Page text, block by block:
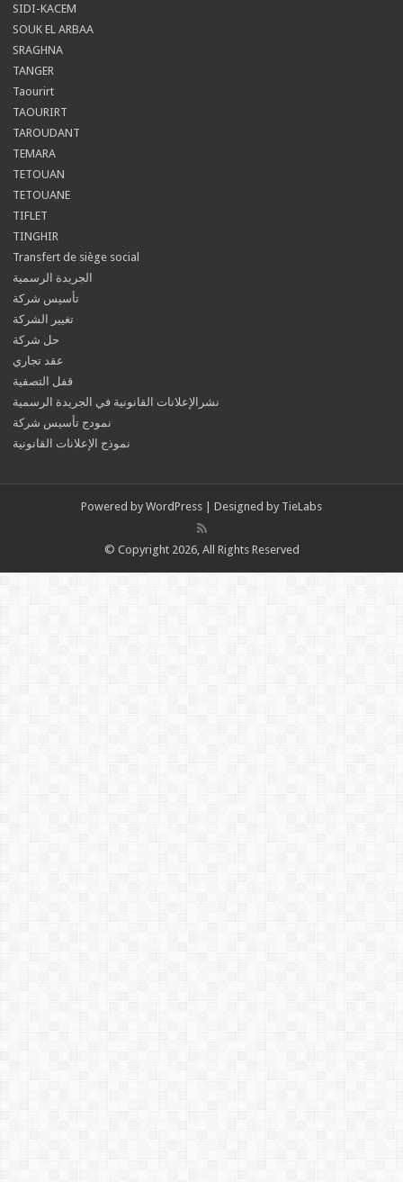
SIDI-KACEM
SOUK EL ARBAA
SRAGHNA
TANGER
Taourirt
TAOURIRT
TAROUDANT
TEMARA
TETOUAN
TETOUANE
TIFLET
TINGHIR
Transfert de siège social
الجريدة الرسمية
تأسيس شركة
تغيير الشركة
حل شركة
عقد تجاري
قفل التصفية
نشرالإعلانات القانونية في الجريدة الرسمية
نمودج تأسيس شركة
نموذج الإعلانات القانونية
Powered by WordPress | Designed by TieLabs
© Copyright 2026, All Rights Reserved